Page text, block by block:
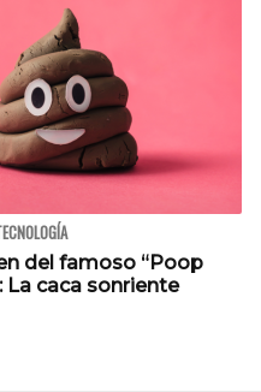
del famoso “Poop
La caca sonriente